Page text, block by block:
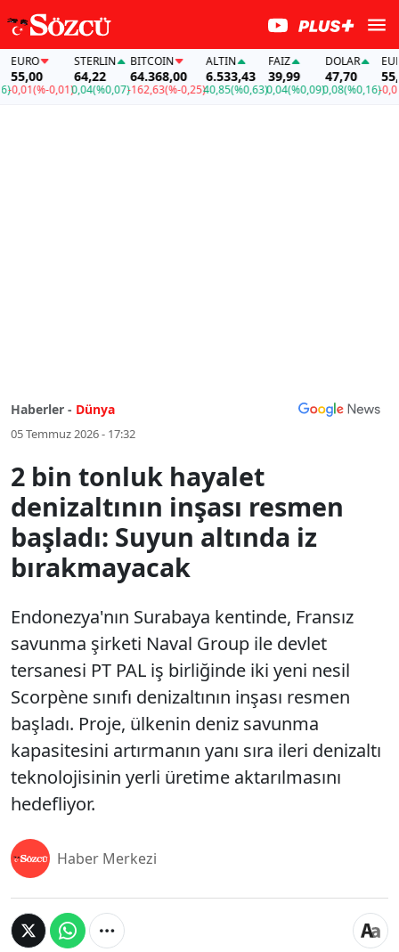
EURO
55,00
-0,01(%-0,01)
STERLIN
64,22
0,04(%0,07)
BITCOIN
64.368,00
-162,63(%-0,25)
ALTIN
6.533,43
40,85(%0,63)
FAİZ
39,99
0,04(%0,09)
DOLAR
47,70
0,08(%0,16)-
Haberler - Dünya
05 Temmuz 2026 - 17:32
2 bin tonluk hayalet
denizaltının inşası resmen
başladı: Suyun altında iz
bırakmayacak
Endonezya'nın Surabaya kentinde, Fransız
savunma şirketi Naval Group ile devlet
tersanesi PT PAL iş birliğinde iki yeni nesil
Scorpène sınıfı denizaltının inşası resmen
başladı. Proje, ülkenin deniz savunma
kapasitesini artırmanın yanı sıra ileri denizaltı
teknolojisinin yerli üretime aktarılmasını
hedefliyor.
Haber Merkezi